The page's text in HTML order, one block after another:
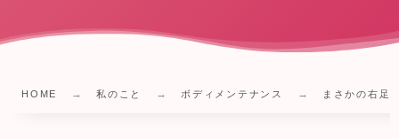
HOME 私のこと ボディメンテナンス まさかの右足